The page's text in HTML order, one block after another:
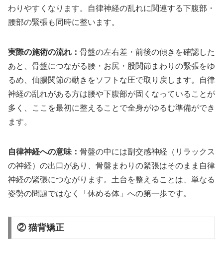
わりやすくなります。自律神経の乱れに関連する下腹部・
腰部の緊張も同時に整います。
実際の施術の流れ： 骨盤の左右差・前後の傾きを確認した
あと、骨盤につながる腰・お尻・股関節まわりの緊張をゆ
るめ、仙腸関節の動きをソフトな圧で取り戻します。自律
神経の乱れがある方は腰や下腹部が固くなっていることが
多く、ここを最初に整えることで全身がゆるむ準備ができ
ます。
自律神経への意味： 骨盤の中には副交感神経（リラックス
の神経）の出口があり、骨盤まわりの緊張はそのまま自律
神経の緊張につながります。土台を整えることは、単なる
姿勢の問題ではなく「休める体」への第一歩です。
② 猫背矯正